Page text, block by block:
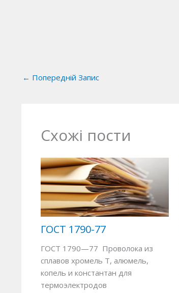
← Попередній Запис
Схожі пости
ГОСТ 1790-77
ГОСТ 1790—77 Проволока из
сплавов хромель Т, алюмель,
копель и константан для
термоэлектродов